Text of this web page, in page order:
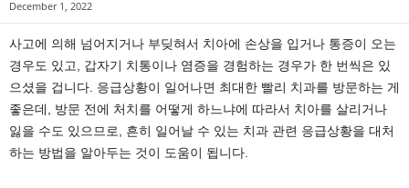
December 1, 2022
사고에 의해 넘어지거나 부딪혀서 치아에 손상을 입거나 통증이 오는
경우도 있고, 갑자기 치통이나 염증을 경험하는 경우가 한 번씩은 있
으셨을 겁니다. 응급상황이 일어나면 최대한 빨리 치과를 방문하는 게
좋은데, 방문 전에 처치를 어떻게 하느냐에 따라서 치아를 살리거나
잃을 수도 있으므로, 흔히 일어날 수 있는 치과 관련 응급상황을 대처
하는 방법을 알아두는 것이 도움이 됩니다.